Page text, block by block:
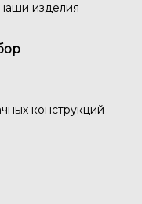
изделия
конструкций